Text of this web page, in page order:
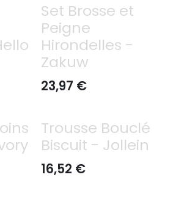
Set Brosse et
Peigne
Hirondelles -
Zakuw
23,97 €
Trousse Bouclé
Biscuit - Jollein
16,52 €